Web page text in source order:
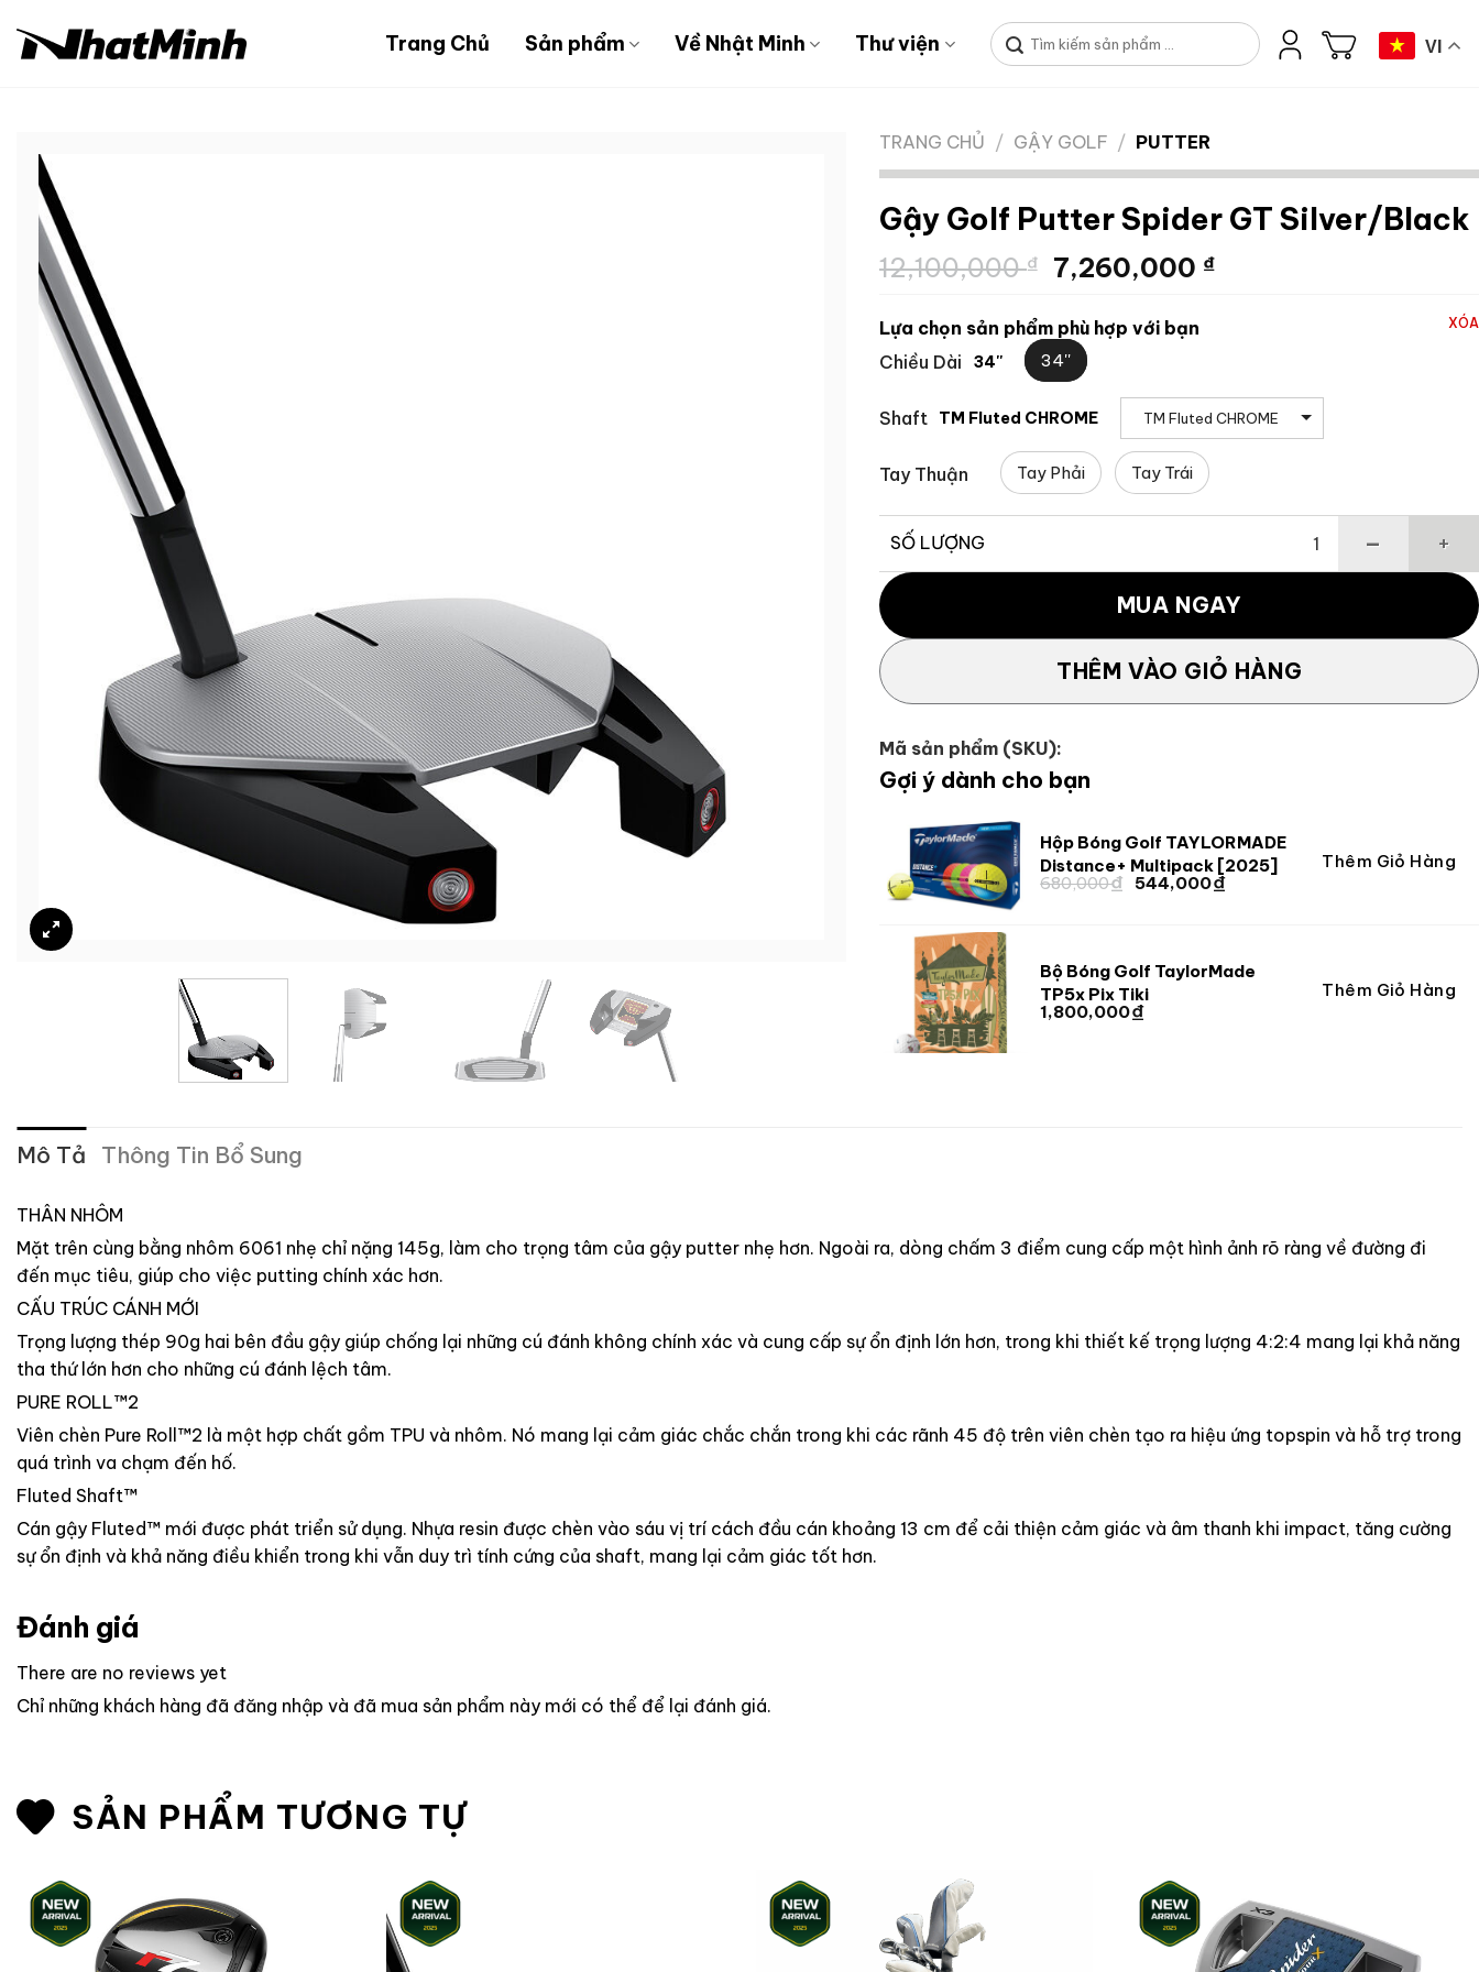
đến
Trang Chủ Sản phẩm Về Nhật Minh Thư viện
Tìm
kiếm:
VI
TRANG CHỦ / GẬY GOLF / PUTTER
Gậy Golf Putter Spider GT Silver/Black
12,100,000₫
Giá
là:
12,100,000 ₫.
7,260,000 ₫Giá
Lựa chọn sản phẩm phù hợp với bạn
Chiều Dài
34'' 34''
Shaft TM Fluted CHROME TM Fluted CHROME
Tay Thuận Tay Phải Tay Trái
XÓA
SỐ LƯỢNG
Gậy Golf Putter Spider GT Silver/Black số lượng
THÊM VÀO GIỎ HÀNG
MUA NGAY
Mã sản phẩm (SKU):
Gợi ý dành cho bạn
Hộp Bóng Golf TAYLORMADE
Distance+ Multipack [2025]
680,000₫ Giá
544,000₫
Giá
GiáThêm Giỏ Hàng
Bộ Bóng Golf TaylorMade
TP5x Pix Tiki
1,800,000₫
Thêm Giỏ Hàng
Mô Tả Thông Tin Bổ Sung
THÂN NHÔM
Mặt trên cùng bằng nhôm 6061 nhẹ chỉ nặng 145g, làm cho trọng tâm của gậy putter nhẹ hơn. Ngoài ra, dòng chấm 3 điểm cung cấp một hình ảnh rõ ràng về đường đi
đến mục tiêu, giúp cho việc putting chính xác hơn.
CẤU TRÚC CÁNH MỚI
Trọng lượng thép 90g hai bên đầu gậy giúp chống lại những cú đánh không chính xác và cung cấp sự ổn định lớn hơn, trong khi thiết kế trọng lượng 4:2:4 mang lại khả năng
tha thứ lớn hơn cho những cú đánh lệch tâm.
PURE ROLL™2
Viên chèn Pure Roll™2 là một hợp chất gồm TPU và nhôm. Nó mang lại cảm giác chắc chắn trong khi các rãnh 45 độ trên viên chèn tạo ra hiệu ứng topspin và hỗ trợ trong
quá trình va chạm đến hố.
Fluted Shaft™
Cán gậy Fluted™ mới được phát triển sử dụng. Nhựa resin được chèn vào sáu vị trí cách đầu cán khoảng 13 cm để cải thiện cảm giác và âm thanh khi impact, tăng cường
sự ổn định và khả năng điều khiển trong khi vẫn duy trì tính cứng của shaft, mang lại cảm giác tốt hơn.
Đánh giá
There are no reviews yet
Chỉ những khách hàng đã đăng nhập và đã mua sản phẩm này mới có thể để lại đánh giá.
SẢN PHẨM TƯƠNG TỰ